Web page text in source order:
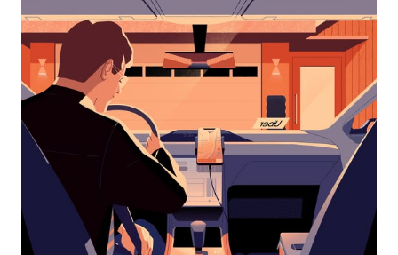
i wybrać
datę.
Naciśnij
klawisz
„Escape”,
aby
zamknąć
kalendarz.